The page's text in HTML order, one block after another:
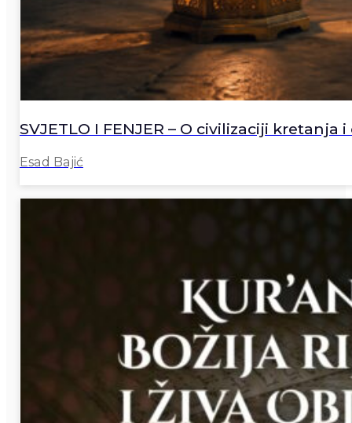
SVJETLO I FENJER – O civilizaciji kretanja
Esad Bajić